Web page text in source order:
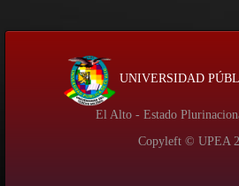
UNIVERSIDAD
El Alto - Estado
Copyleft © UPEA